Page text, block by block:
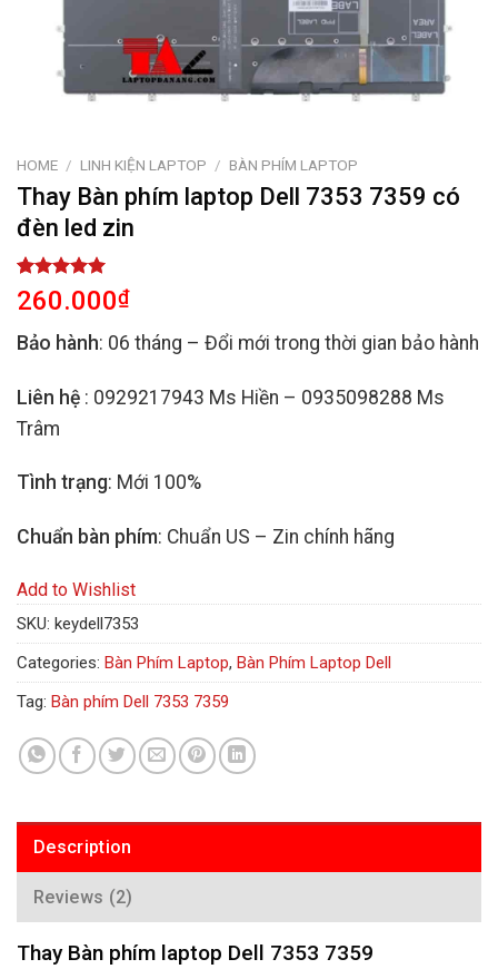
HOME / LINH KIỆN LAPTOP / BÀN PHÍM LAPTOP
Thay Bàn phím laptop Dell 7353 7359 có
đèn led zin
Rated
5.00
out of 5
2
customer
260.000₫
Bảo hành: 06 tháng – Đổi mới trong thời gian bảo hành
Liên hệ : 0929217943 Ms Hiền – 0935098288 Ms
Trâm
Tình trạng: Mới 100%
Chuẩn bàn phím: Chuẩn US – Zin chính hãng
Add to Wishlist
SKU: keydell7353
Categories: Bàn Phím Laptop, Bàn Phím Laptop Dell
Tag: Bàn phím Dell 7353 7359
Description
Reviews (2)
Thay Bàn phím laptop Dell 7353 7359